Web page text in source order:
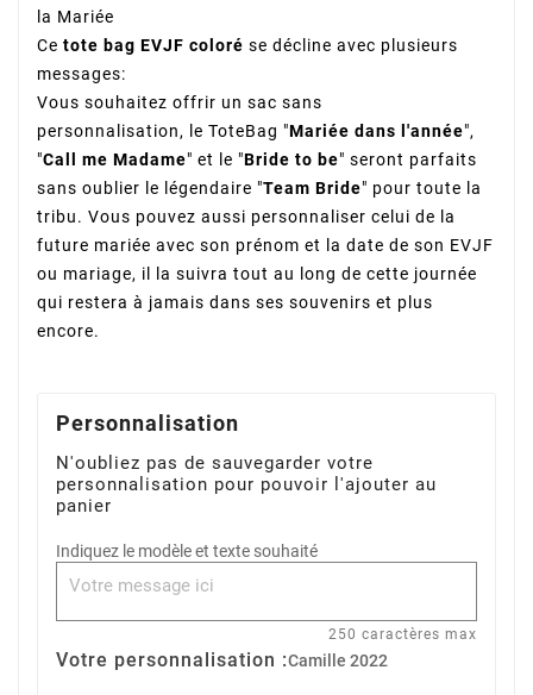
la Mariée
Ce tote bag EVJF coloré se décline avec plusieurs
messages:
Vous souhaitez offrir un sac sans
personnalisation, le ToteBag "Mariée dans l'année",
"Call me Madame" et le "Bride to be" seront parfaits
sans oublier le légendaire "Team Bride" pour toute la
tribu. Vous pouvez aussi personnaliser celui de la
future mariée avec son prénom et la date de son EVJF
ou mariage, il la suivra tout au long de cette journée
qui restera à jamais dans ses souvenirs et plus
encore.
Personnalisation
N'oubliez pas de sauvegarder votre
personnalisation pour pouvoir l'ajouter au
panier
Indiquez le modèle et texte souhaité
250 caractères max
Votre personnalisation :Camille 2022